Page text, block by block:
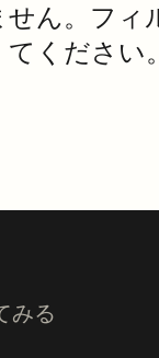
ん。フィ
てください。
みる